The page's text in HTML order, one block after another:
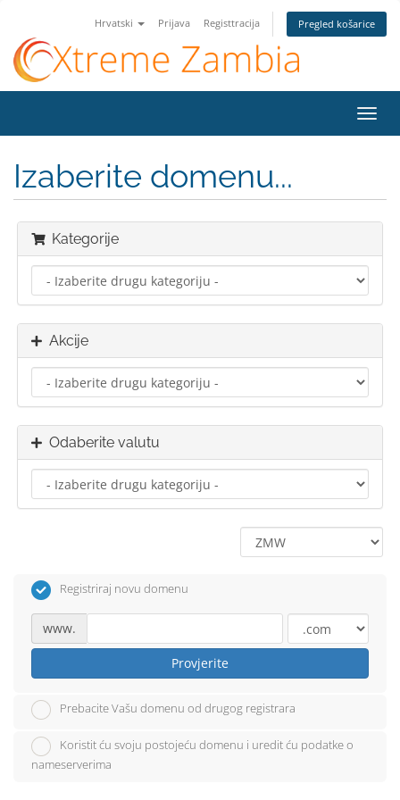
Hrvatski Prijava Registtracija Pregled košarice
Izaberite domenu...
Kategorije
Akcije
Odaberite valutu
Registriraj novu domenu
www.
Provjerite
Prebacite Vašu domenu od drugog registrara
Koristit ću svoju postojeću domenu i uredit ću podatke o
nameserverima